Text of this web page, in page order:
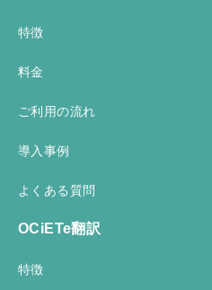
特徴
料金
ご利用の流れ
導入事例
よくある質問
OCiETe翻訳
特徴